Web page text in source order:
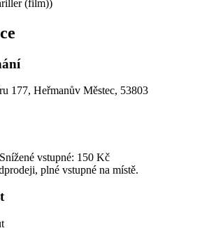
(film))
177, Heřmanův Městec, 53803
Snížené vstupné: 150 Kč
plné vstupné na místě.